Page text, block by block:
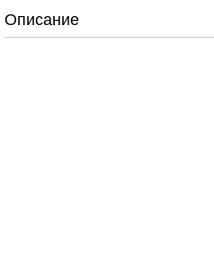
Описание